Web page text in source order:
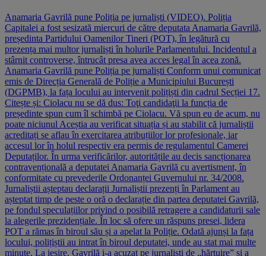
Anamaria Gavrilă pune Poliția pe jurnaliști (VIDEO). Poliția
Capitalei a fost sesizată miercuri de către deputata Anamaria Gavrilă,
președinta Partidului Oamenilor Tineri (POT), în legătură cu
prezența mai multor jurnaliști în holurile Parlamentului. Incidentul a
stârnit controverse, întrucât presa avea acces legal în acea zonă.
Anamaria Gavrilă pune Poliția pe jurnaliști Conform unui comunicat
emis de Direcția Generală de Poliție a Municipiului București
(DGPMB), la fața locului au intervenit polițiști din cadrul Secției 17.
Citește și: Ciolacu nu se dă dus: Toţi candidaţii la funcția de
președinte spun cum îl schimbă pe Ciolacu. Vă spun eu de acum, nu
poate niciunul Aceștia au verificat situația și au stabilit că jurnaliștii
acreditați se aflau în exercitarea atribuțiilor lor profesionale, iar
accesul lor în holul respectiv era permis de regulamentul Camerei
Deputaților. În urma verificărilor, autoritățile au decis sancționarea
contravențională a deputatei Anamaria Gavrilă cu avertisment, în
conformitate cu prevederile Ordonanței Guvernului nr. 34/2008.
Jurnaliștii așteptau declarații Jurnaliștii prezenți în Parlament au
așteptat timp de peste o oră o declarație din partea deputatei Gavrilă,
pe fondul speculațiilor privind o posibilă retragere a candidaturii sale
la alegerile prezidențiale. În loc să ofere un răspuns presei, lidera
POT a rămas în biroul său și a apelat la Poliție. Odată ajunși la fața
locului, polițiștii au intrat în biroul deputatei, unde au stat mai multe
minute. La ieșire, Gavrilă i-a acuzat pe jurnaliști de „hărțuire” și a